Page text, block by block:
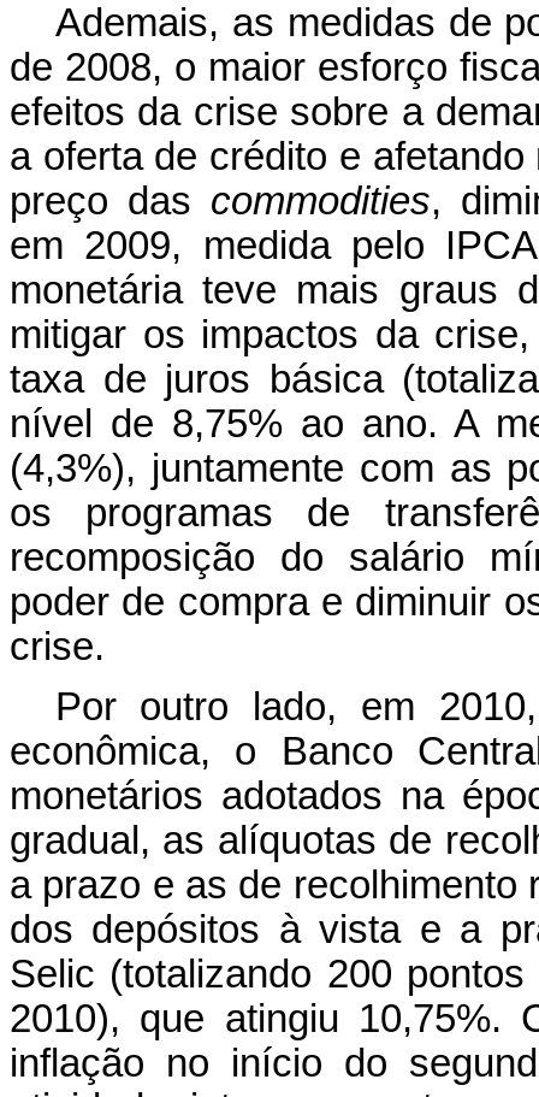
Ademais, as medidas de
de 2008, o maior esforço
efeitos da crise sobre a
a oferta de crédito e
preço das commodities,
em 2009, medida pelo
monetária teve mais graus
mitigar os impactos da
taxa de juros básica
nível de 8,75% ao ano. A
(4,3%), juntamente com as
os programas de
recomposição do salário
poder de compra e diminuir
crise.
Por outro lado, em
econômica, o Banco
monetários adotados na
gradual, as alíquotas de
a prazo e as de recolhimento
dos depósitos à vista e a
Selic (totalizando 200
2010), que atingiu 10,75%.
inflação no início do